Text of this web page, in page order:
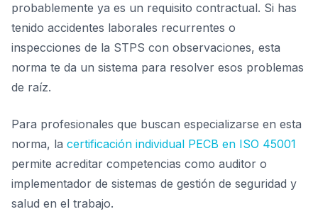
probablemente ya es un requisito contractual. Si has
tenido accidentes laborales recurrentes o
inspecciones de la STPS con observaciones, esta
norma te da un sistema para resolver esos problemas
de raíz.
Para profesionales que buscan especializarse en esta
norma, la certificación individual PECB en ISO 45001
permite acreditar competencias como auditor o
implementador de sistemas de gestión de seguridad y
salud en el trabajo.